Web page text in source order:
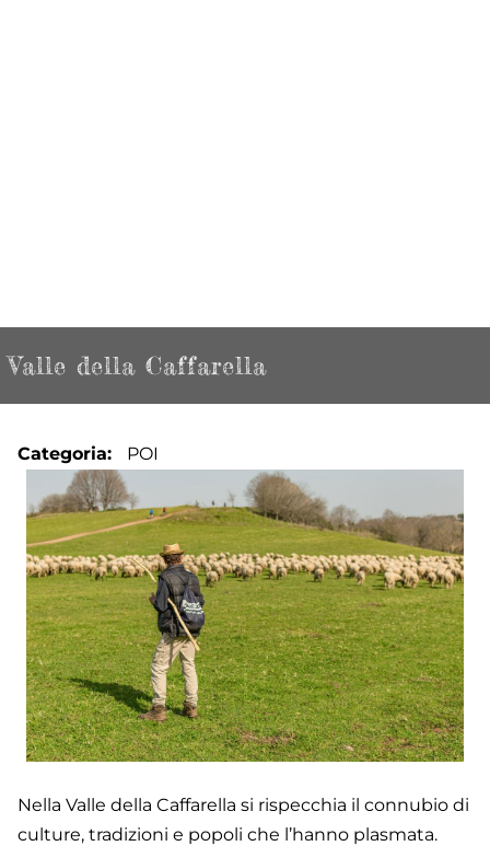
Valle della Caffarella
Categoria POI
Nella Valle della Caffarella si rispecchia il connubio di
culture, tradizioni e popoli che l’hanno plasmata.